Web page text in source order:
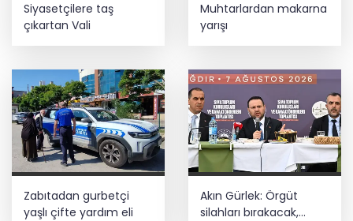
Siyasetçilere taş
çıkartan Vali
Muhtarlardan makarna
yarışı
Zabıtadan gurbetçi
yaşlı çifte yardım eli
Akın Gürlek: Örgüt
silahları bırakacak,